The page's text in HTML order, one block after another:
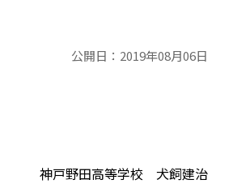
公開日： 2019年08月06日
神戸野田高等学校 犬飼建治